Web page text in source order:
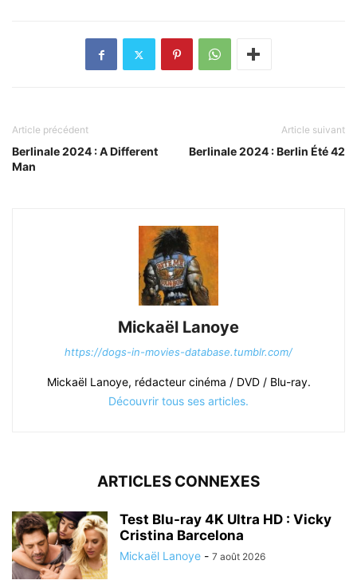
Article précédent
Berlinale 2024 : A Different
Man
Article suivant
Berlinale 2024 : Berlin Été 42
Mickaël Lanoye
https://dogs-in-movies-database.tumblr.com/
Mickaël Lanoye, rédacteur cinéma / DVD / Blu-ray.
Découvrir tous ses articles.
ARTICLES CONNEXES
Test Blu-ray 4K Ultra HD : Vicky
Cristina Barcelona
Mickaël Lanoye - 7 août 2026